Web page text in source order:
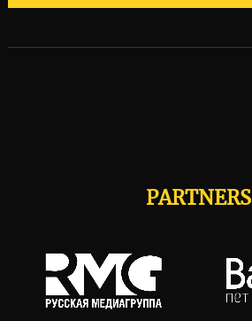
PARTNERS